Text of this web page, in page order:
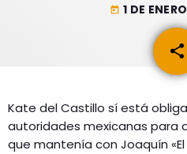
ACTUALIDAD
ESPECTÁCULOS
PROGRAMACIÓN
today 1 DE
share
email
Kate del Castillo sí está
autoridades mexicanas para
que mantenía con Joaquín